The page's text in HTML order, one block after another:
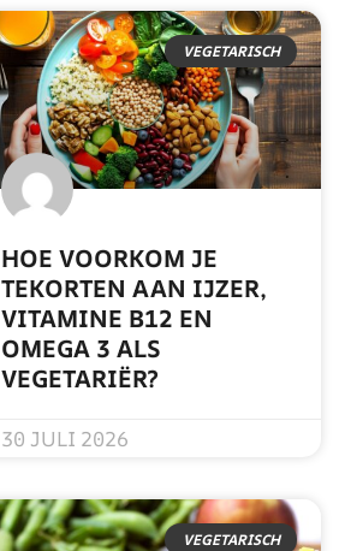
VEGETARISCH
HOE VOORKOM JE
TEKORTEN AAN IJZER,
VITAMINE B12 EN
OMEGA 3 ALS
VEGETARIËR?
30 JULI 2026
VEGETARISCH